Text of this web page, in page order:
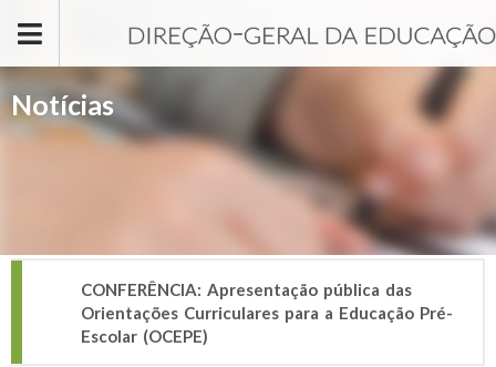
Notícias
CONFERÊNCIA: Apresentação pública das
Orientações Curriculares para a Educação Pré-
Escolar (OCEPE)